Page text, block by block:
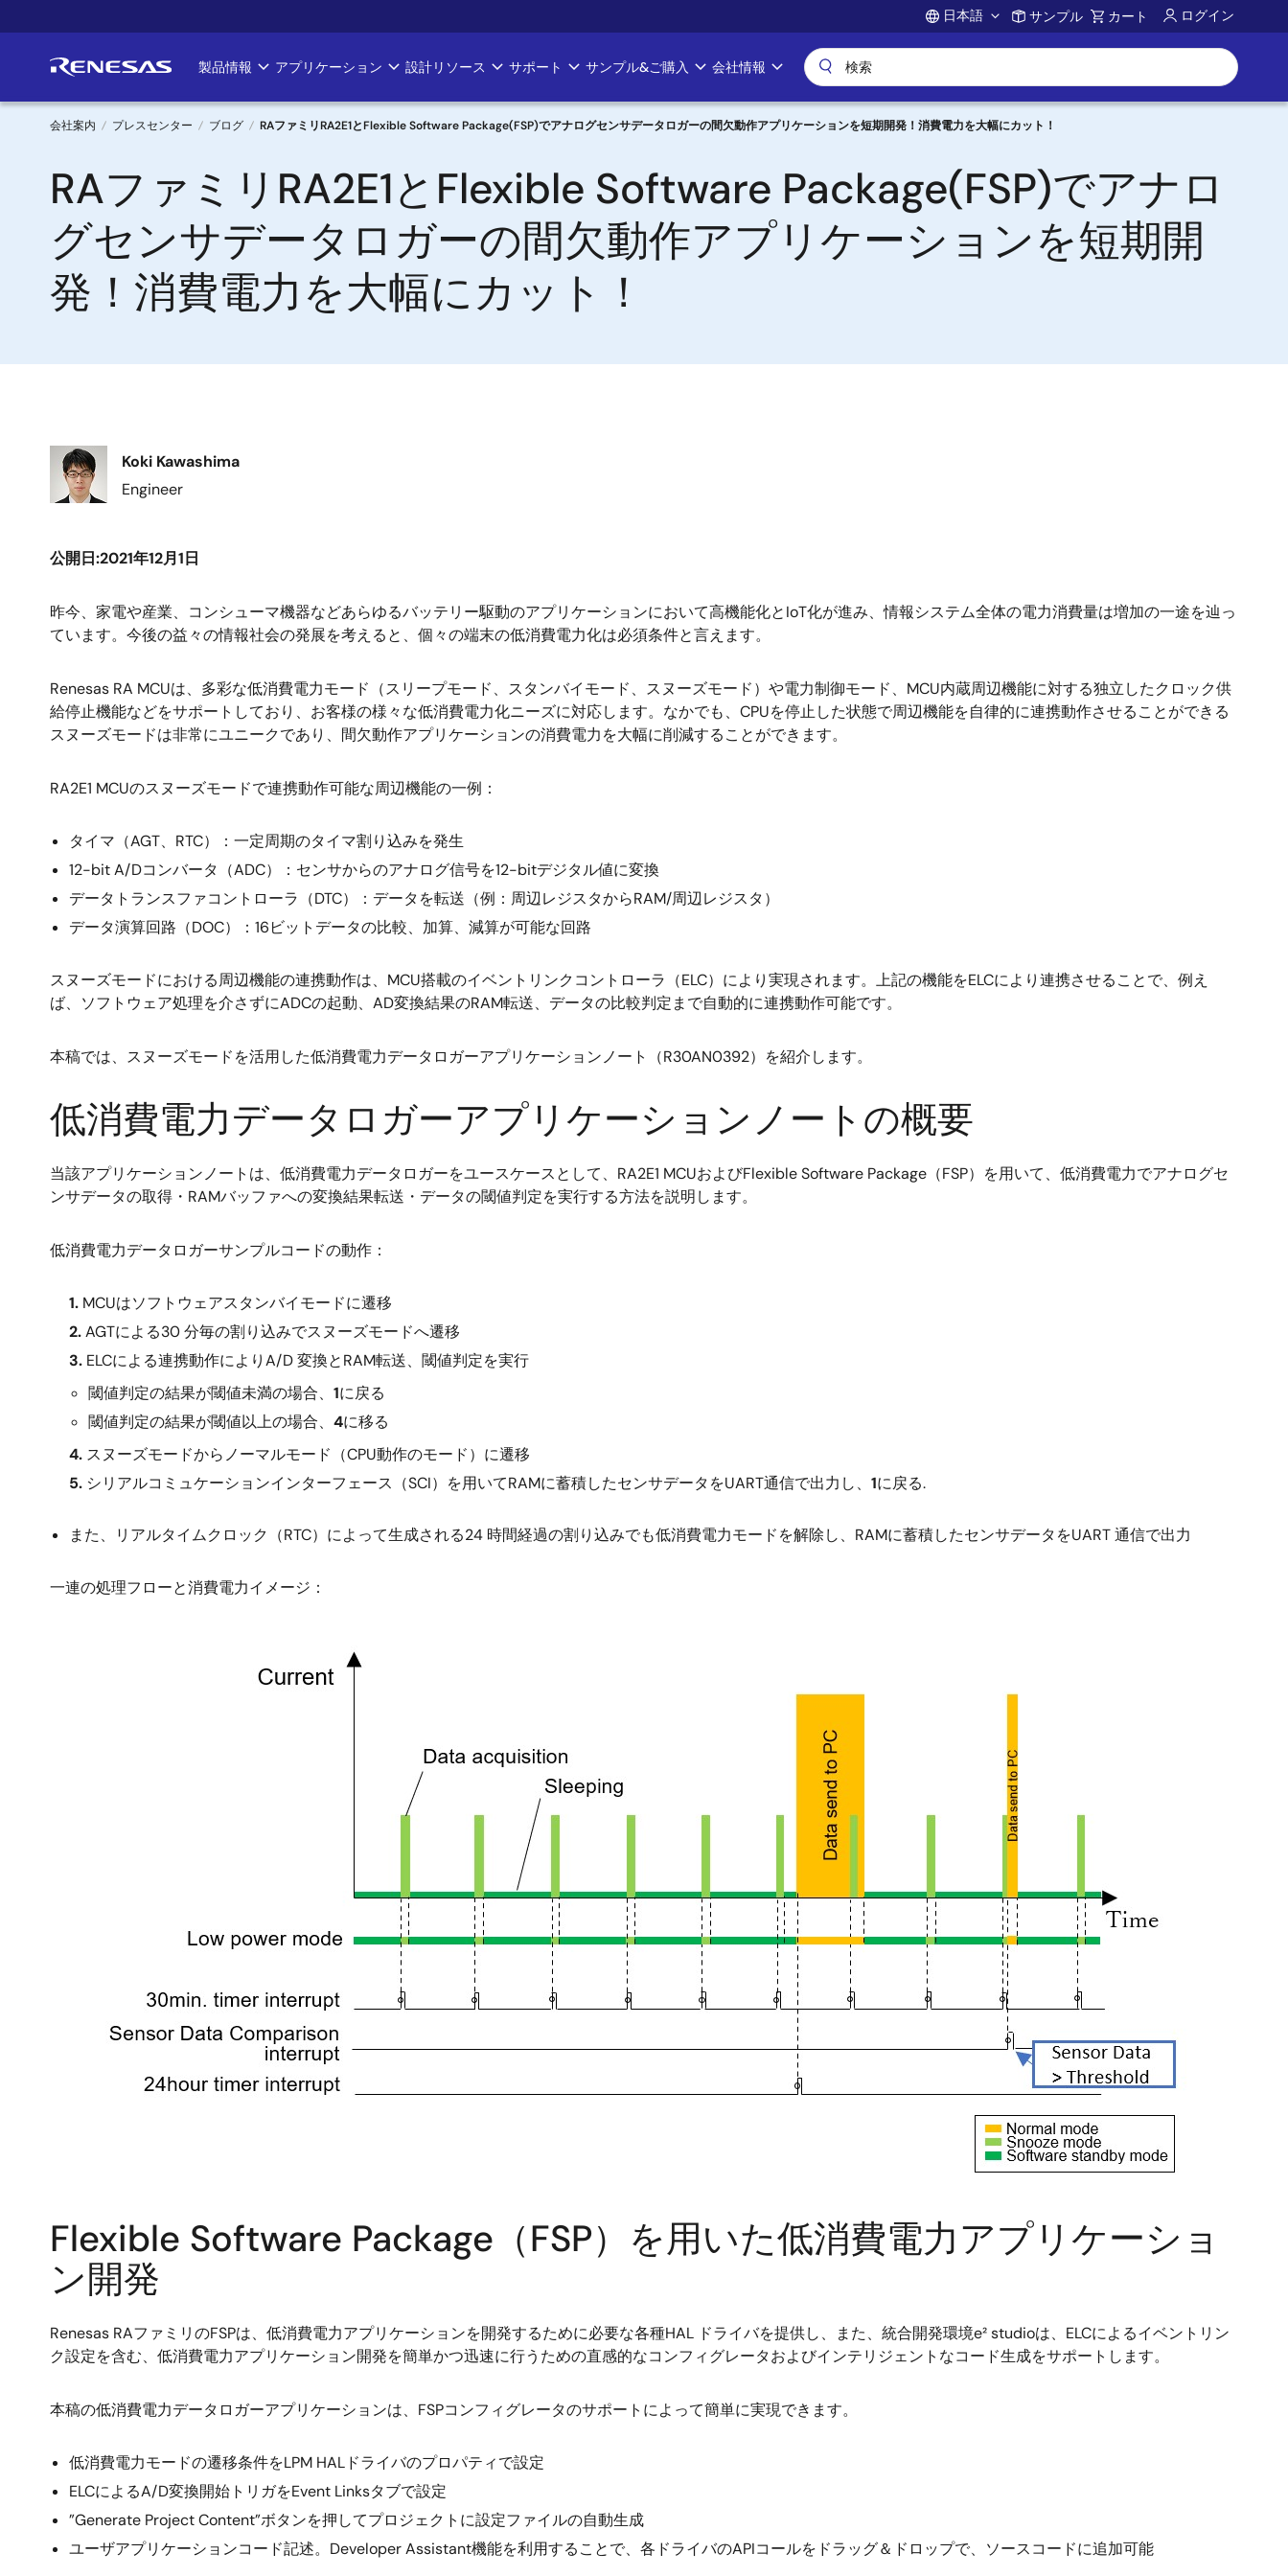
イ
ン
Account
日本語 サンプル カート ログイン
Main
navigation
製品情報 アプリケーション 設計リソース サポート サンプル&ご購入 会社情報
パ
ン
く
ず
会社案内 プレスセンター ブログ RAファミリRA2E1とFlexible Software Package(FSP)でアナログセンサデータロガーの間欠動作アプリケーションを短期開発！消費電力を大幅にカット！
RAファミリRA2E1とFlexible Software Package(FSP)でアナロ
グセンサデータロガーの間欠動作アプリケーションを短期開
発！消費電力を大幅にカット！
画
像
Koki Kawashima
Engineer
公開日:2021年12月1日
昨今、家電や産業、コンシューマ機器などあらゆるバッテリー駆動のアプリケーションにおいて高機能化とIoT化が進み、情報システム全体の電力消費量は増加の一途を辿っ
ています。今後の益々の情報社会の発展を考えると、個々の端末の低消費電力化は必須条件と言えます。
Renesas RA MCUは、多彩な低消費電力モード（スリープモード、スタンバイモード、スヌーズモード）や電力制御モード、MCU内蔵周辺機能に対する独立したクロック供
給停止機能などをサポートしており、お客様の様々な低消費電力化ニーズに対応します。なかでも、CPUを停止した状態で周辺機能を自律的に連携動作させることができる
スヌーズモードは非常にユニークであり、間欠動作アプリケーションの消費電力を大幅に削減することができます。
RA2E1 MCUのスヌーズモードで連携動作可能な周辺機能の一例：
タイマ（AGT、RTC）：一定周期のタイマ割り込みを発生
12-bit A/Dコンバータ（ADC）：センサからのアナログ信号を12-bitデジタル値に変換
データトランスファコントローラ（DTC）：データを転送（例：周辺レジスタからRAM/周辺レジスタ）
データ演算回路（DOC）：16ビットデータの比較、加算、減算が可能な回路
スヌーズモードにおける周辺機能の連携動作は、MCU搭載のイベントリンクコントローラ（ELC）により実現されます。上記の機能をELCにより連携させることで、例え
ば、ソフトウェア処理を介さずにADCの起動、AD変換結果のRAM転送、データの比較判定まで自動的に連携動作可能です。
本稿では、スヌーズモードを活用した低消費電力データロガーアプリケーションノート（R30AN0392）を紹介します。
低消費電力データロガーアプリケーションノートの概要
当該アプリケーションノートは、低消費電力データロガーをユースケースとして、RA2E1 MCUおよびFlexible Software Package（FSP）を用いて、低消費電力でアナログセ
ンサデータの取得・RAMバッファへの変換結果転送・データの閾値判定を実行する方法を説明します。
低消費電力データロガーサンプルコードの動作：
1. MCUはソフトウェアスタンバイモードに遷移
2.AGTによる30 分毎の割り込みでスヌーズモードへ遷移
3. ELCによる連携動作によりA/D 変換とRAM転送、閾値判定を実行
閾値判定の結果が閾値未満の場合、 1に戻る
閾値判定の結果が閾値以上の場合、 4に移る
4. スヌーズモードからノーマルモード（CPU動作のモード）に遷移
5. シリアルコミュケーションインターフェース（SCI）を用いてRAMに蓄積したセンサデータをUART通信で出力し、 1に戻る.
また、リアルタイムクロック（RTC）によって生成される24 時間経過の割り込みでも低消費電力モードを解除し、RAMに蓄積したセンサデータをUART 通信で出力
一連の処理フローと消費電力イメージ：
Flexible Software Package（FSP）を用いた低消費電力アプリケーショ
ン開発
Renesas RAファミリのFSPは、低消費電力アプリケーションを開発するために必要な各種HAL ドライバを提供し、また、統合開発環境e² studioは、ELCによるイベントリン
ク設定を含む、低消費電力アプリケーション開発を簡単かつ迅速に行うための直感的なコンフィグレータおよびインテリジェントなコード生成をサポートします。
本稿の低消費電力データロガーアプリケーションは、FSPコンフィグレータのサポートによって簡単に実現できます。
低消費電力モードの遷移条件をLPM HALドライバのプロパティで設定
ELCによるA/D変換開始トリガをEvent Linksタブで設定
”Generate Project Content”ボタンを押してプロジェクトに設定ファイルの自動生成
ユーザアプリケーションコード記述。Developer Assistant機能を利用することで、各ドライバのAPIコールをドラッグ＆ドロップで、ソースコードに追加可能